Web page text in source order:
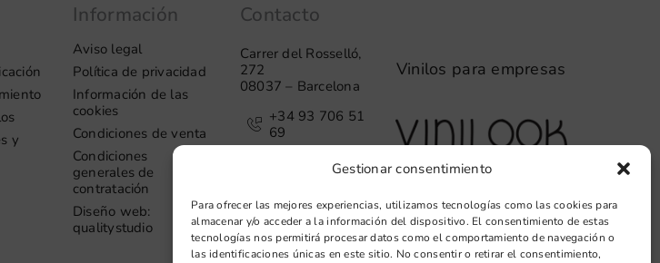
Gestionar consentimiento
Para ofrecer las mejores experiencias, utilizamos tecnologías como las cookies para
almacenar y/o acceder a la información del dispositivo. El consentimiento de estas
tecnologías nos permitirá procesar datos como el comportamiento de navegación o
las identificaciones únicas en este sitio. No consentir o retirar el consentimiento,
y
Información
Aviso legal
Política de privacidad
Información de las
cookies
Condiciones de venta
Condiciones
generales de
contratación
Diseño web:
qualitystudio
Contacto
Carrer del Rosselló,
272
08037 – Barcelona
+34 93 706 51
69
Vinilos para empresas